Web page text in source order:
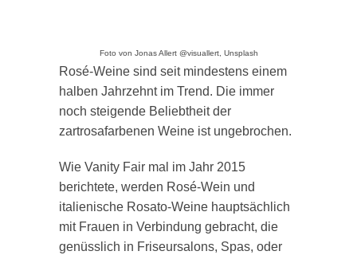
Foto von Jonas Allert @visuallert, Unsplash
Rosé-Weine sind seit mindestens einem
halben Jahrzehnt im Trend. Die immer
noch steigende Beliebtheit der
zartrosafarbenen Weine ist ungebrochen.
Wie Vanity Fair mal im Jahr 2015
berichtete, werden Rosé-Wein und
italienische Rosato-Weine hauptsächlich
mit Frauen in Verbindung gebracht, die
genüsslich in Friseursalons, Spas, oder